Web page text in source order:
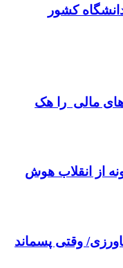
مالی را هک
از انقلاب هوش
وقتی پسماند